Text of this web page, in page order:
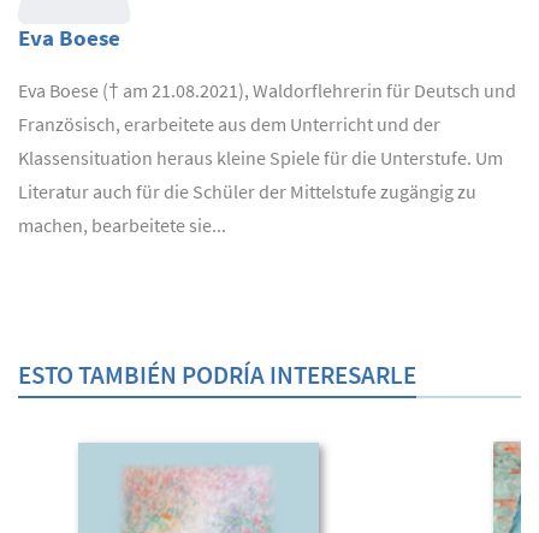
Eva Boese
Eva Boese († am 21.08.2021), Waldorflehrerin für Deutsch und
Französisch, erarbeitete aus dem Unterricht und der
Klassensituation heraus kleine Spiele für die Unterstufe. Um
Literatur auch für die Schüler der Mittelstufe zugängig zu
machen, bearbeitete sie...
ESTO TAMBIÉN PODRÍA INTERESARLE